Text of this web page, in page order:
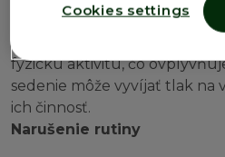
fyzickú aktivitu, čo
sedenie môže vyvíjať tlak na
ich činnosť.
Narušenie rutiny
Cookies settings